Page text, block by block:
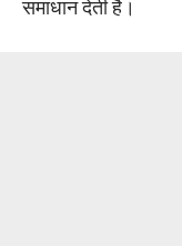
समाधान देती है।